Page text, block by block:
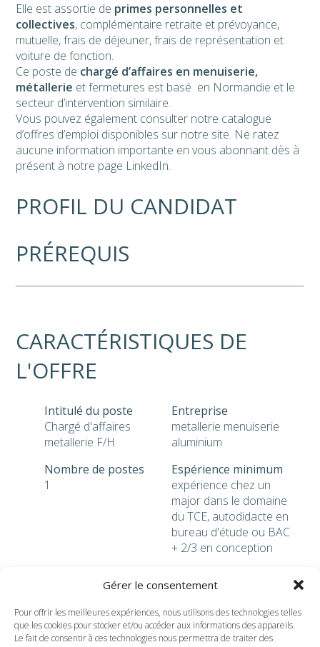
Gérer le consentement
Pour offrir les meilleures expériences, nous utilisons des technologies telles
que les cookies pour stocker et/ou accéder aux informations des appareils.
Le fait de consentir à ces technologies nous permettra de traiter des
Elle est assortie de primes personnelles et
collectives, complémentaire retraite et prévoyance,
mutuelle, frais de déjeuner, frais de représentation et
voiture de fonction.
Ce poste de chargé d’affaires en menuiserie,
métallerie et fermetures est basé en Normandie et le
secteur d’intervention similaire.
Vous pouvez également consulter notre catalogue
d’offres d’emploi disponibles sur notre site. Ne ratez
aucune information importante envous abonnant dès à
présent à notre page LinkedIn.
PROFIL DU CANDIDAT
PRÉREQUIS
CARACTÉRISTIQUES DE
L'OFFRE
Intitulé du poste
Chargé d'affaires
metallerie F/H
Entreprise
metallerie menuiserie
aluminium
Nombre de postes
1
Espérience minimum
expérience chez un
major dans le domaine
du TCE, autodidacte en
bureau d'étude ou BAC
+ 2/3 en conception
accessoires
à négocier